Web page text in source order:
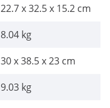
22.7 x 32.5 x 15.2 cm
8.04 kg
30 x 38.5 x 23 cm
9.03 kg